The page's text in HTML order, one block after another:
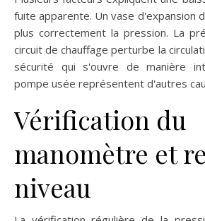
fuite apparente. Un vase d'expansion
plus correctement la pression. La
circuit de chauffage perturbe la
sécurité qui s'ouvre de manière
pompe usée représentent d'autres
Vérification du
manomètre et
niveau